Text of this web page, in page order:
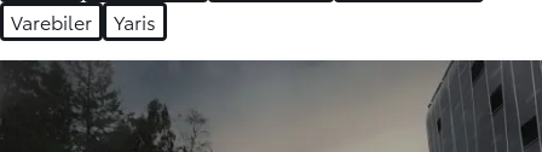
Varebiler
Yaris